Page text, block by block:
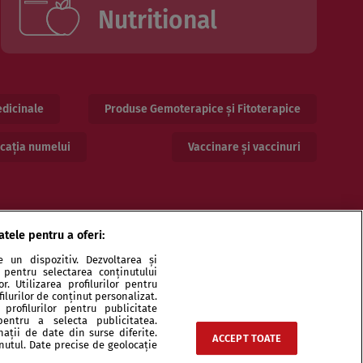
Nutritional
Produse Gemoterapice și Fitoterapice
numelui Vaccinare și vaccinuri
și specialiști Echipa Contact Sitemap
pentru a oferi:
un dispozitiv. Dezvoltarea și
selectarea conținutului
Utilizarea profilurilor pentru
de conținut personalizat.
profilurilor pentru publicitate
a selecta publicitatea.
de date din surse diferite.
Date precise de geolocație
ACCEPT TOATE